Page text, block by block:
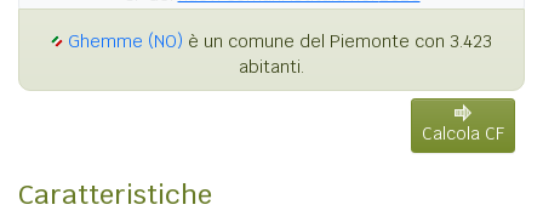
Ghemme (NO) è un comune del Piemonte con 3.423
abitanti.
Calcola CF
Caratteristiche